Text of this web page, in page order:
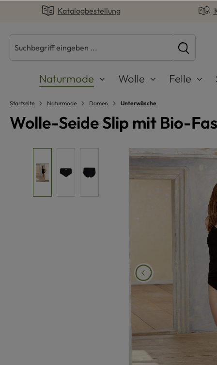
Zur Hauptnavigation springen
Katalogbestellung
Naturmode Wolle Felle
Startseite Naturmode Damen Unterwäsche
Wolle-Seide Slip mit Bio-